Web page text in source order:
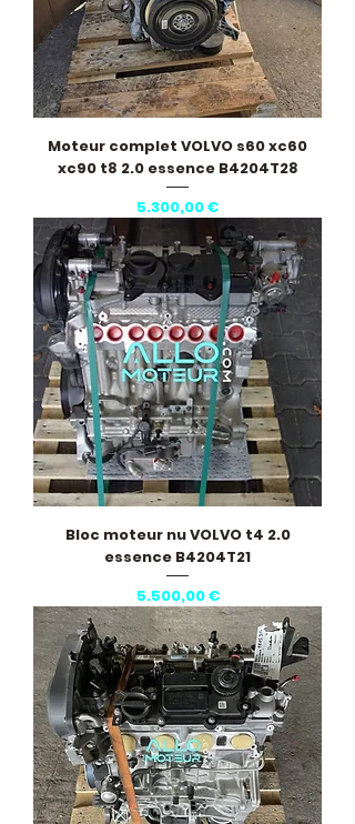
Moteur complet VOLVO s60 xc60
xc90 t8 2.0 essence B4204T28
Pris
5.300,00 €
Bloc moteur nu VOLVO t4 2.0
essence B4204T21
Pris
5.500,00 €